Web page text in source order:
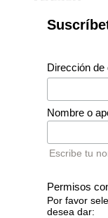
Dirección
Nombre o
Escribe tu
Permisos
Por favor
desea dar: